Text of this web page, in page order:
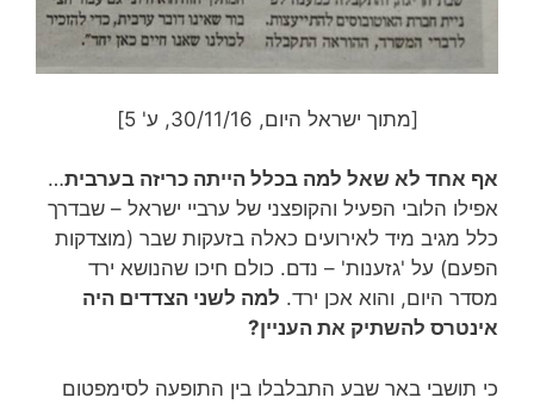
[מתוך ישראל היום, 30/11/16, ע' 5]
אף אחד לא שאל למה בכלל הייתה כריזה בערבית…
אפילו הלובי הפעיל והקופצני של ערביי ישראל – שבדרך
כלל מגיב מיד לאירועים כאלה בזעקות שבר (מוצדקות
הפעם) על 'גזענות' – נדם. כולם חיכו שהנושא ירד
מסדר היום, והוא אכן ירד. למה לשני הצדדים היה
אינטרס להשתיק את העניין?
כי תושבי באר שבע התבלבלו בין התופעה לסימפטום